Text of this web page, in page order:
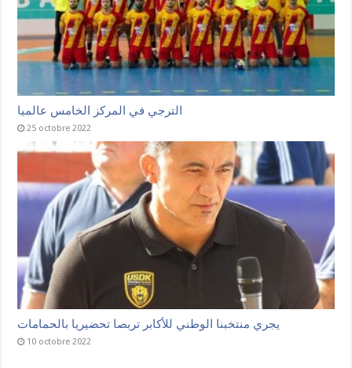
الترجي في المركز الخامس عالميا
25 octobre 2022
يجري منتخبنا الوطني للأكابر تربصا تحضيريا بالحمامات
10 octobre 2022